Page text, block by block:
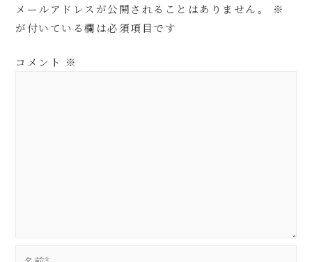
メールアドレスが公開されることはありません。
※
が付いている欄は必須項目です
コメント ※